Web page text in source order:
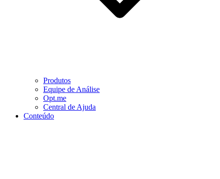
Produtos
Equipe de Análise
Opt.me
Central de Ajuda
Conteúdo